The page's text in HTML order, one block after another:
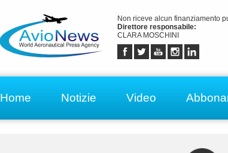
Non riceve alcun finanziamento
Direttore responsabile:
CLARA MOSCHINI
Home Notizie Video